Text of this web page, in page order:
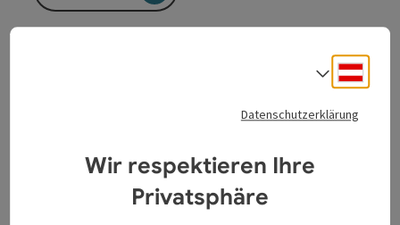
In der Gießenbachmühle wurde einst eine Frau schwer
krank. Nur "Vom Kraut Widertod" konnte sie gesund
Datenschutzerklärung
Wir respektieren Ihre
Privatsphäre